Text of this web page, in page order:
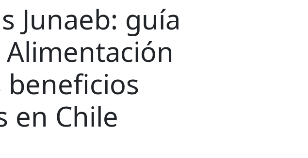
Junaeb: guía
beneficios
en Chile